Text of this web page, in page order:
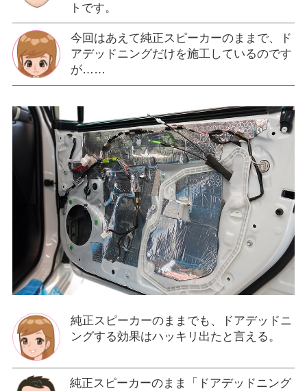
トです。
今回はあえて純正スピーカーのままで、ド
アデッドニングだけを施工しているのです
が……
純正スピーカーのままでも、ドアデッドニ
ングする効果はハッキリ出たと言える。
純正スピーカーのまま「ドアデッドニング